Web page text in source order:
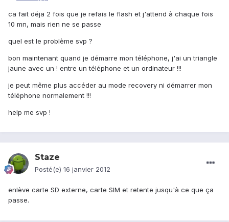
ca fait déja 2 fois que je refais le flash et j'attend à chaque fois
10 mn, mais rien ne se passe
quel est le problème svp ?
bon maintenant quand je démarre mon téléphone, j'ai un triangle
jaune avec un ! entre un téléphone et un ordinateur !!!
je peut même plus accéder au mode recovery ni démarrer mon
téléphone normalement !!!
help me svp !
Staze
Posté(e) 16 janvier 2012
enlève carte SD externe, carte SIM et retente jusqu'à ce que ça
passe.